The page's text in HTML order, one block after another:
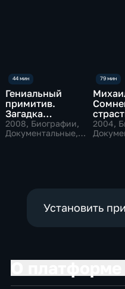
Гениальный
примитив.
Загадка
Исаковского
2008, Биографии,
Документальные,
2004,
Установить